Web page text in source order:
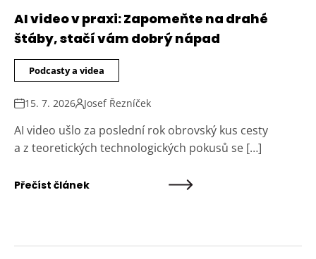
AI video v praxi: Zapomeňte na drahé
štáby, stačí vám dobrý nápad
Podcasty a videa
15. 7. 2026 Josef Řezníček
AI video ušlo za poslední rok obrovský kus cesty
a z teoretických technologických pokusů se […]
Přečíst článek